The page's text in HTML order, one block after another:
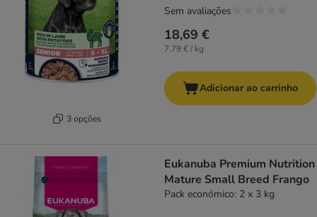
3 opções
18,69 €
7,79 € / kg
Sem avaliações
Adicionar ao carrinho
Eukanuba Premium Nutrition
Mature Small Breed Frango
Pack económico: 2 x 3 kg